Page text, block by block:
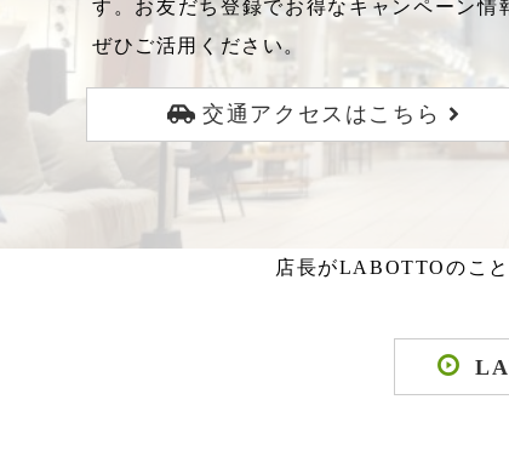
す。お友だち登録でお得なキャンペーン情
ぜひご活用ください。
交通アクセスはこちら
店長がLABOTTOのこ